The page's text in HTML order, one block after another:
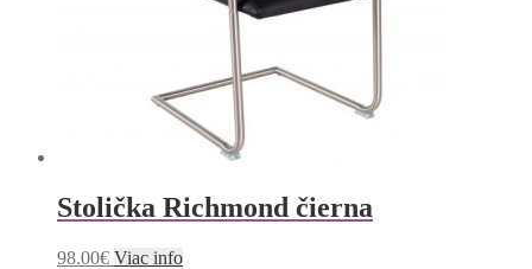
Stolička Richmond čierna
98.00€ Viac info